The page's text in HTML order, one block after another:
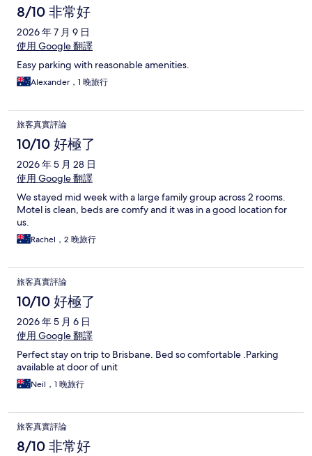
論
8/10 非常好
2026 年 7 月 9 日
使用 Google 翻譯
Easy parking with reasonable amenities.
Alexander，1 晚旅行
旅客真實評論
10/10 好極了
2026 年 5 月 28 日
使用 Google 翻譯
We stayed mid week with a large family group across 2 rooms.
Motel is clean, beds are comfy and it was in a good location for
us.
Rachel，2 晚旅行
旅客真實評論
10/10 好極了
2026 年 5 月 6 日
使用 Google 翻譯
Perfect stay on trip to Brisbane. Bed so comfortable .Parking
available at door of unit
Neil，1 晚旅行
旅客真實評論
8/10 非常好